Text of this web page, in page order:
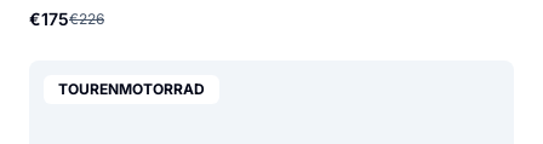
€175€226
TOURENMOTORRAD